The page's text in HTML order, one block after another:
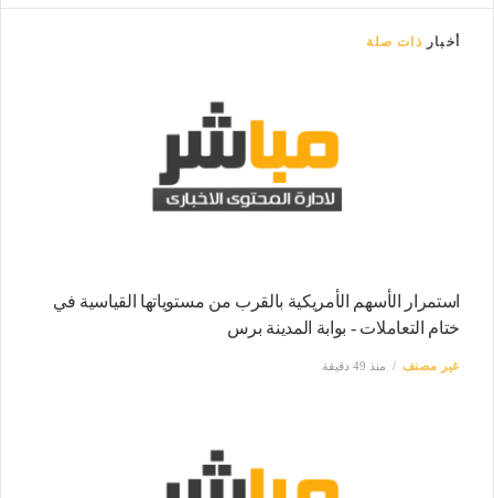
أخبار ذات صلة
استمرار الأسهم الأمريكية بالقرب من مستوياتها القياسية في
ختام التعاملات - بوابة المدينة برس
غير مصنف منذ 49 دقيقة